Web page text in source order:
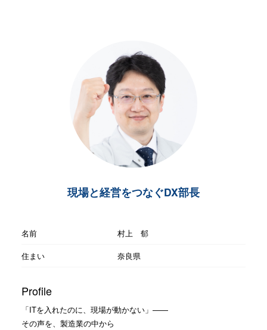
現場と経営をつなぐDX部長
名前
村上 郁
住まい
奈良県
Profile
「ITを入れたのに、現場が動かない」——
その声を、製造業の中から